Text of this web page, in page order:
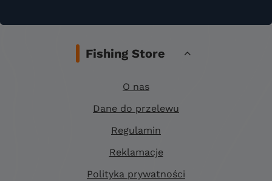
Fishing Store
O nas
Dane do przelewu
Regulamin
Reklamacje
Polityka prywatności